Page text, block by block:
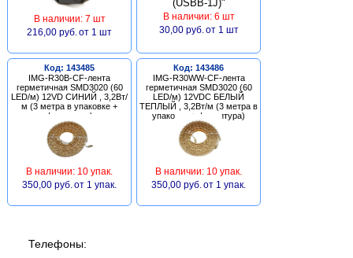
В наличии: 7 шт
216,00 руб. от 1 шт
В наличии: 6 шт
30,00 руб. от 1 шт
Код: 143485
IMG-R30B-CF-лента
герметичная SMD3020 (60
LED/м) 12VD СИНИЙ , 3,2Вт/
м (3 метра в упаковке +
фурнитура)
В наличии: 10 упак.
350,00 руб. от 1 упак.
Код: 143486
IMG-R30WW-CF-лента
герметичная SMD3020 (60
LED/м) 12VDC БЕЛЫЙ
ТЕПЛЫЙ , 3,2Вт/м (3 метра в
упаковке + фурнитура)
В наличии: 10 упак.
350,00 руб. от 1 упак.
Телефоны: